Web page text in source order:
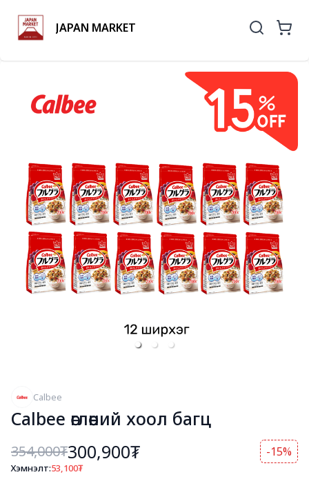
JAPAN MARKET
Calbee
Calbee өглөөний хоол багц
354,000₮300,900₮ -15%
Хэмнэлт:53,100₮